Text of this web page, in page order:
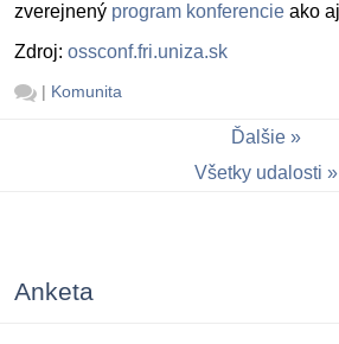
zverejnený program konferencie ako aj
Zdroj: ossconf.fri.uniza.sk
| Komunita
Ďalšie
Všetky udalosti
Anketa